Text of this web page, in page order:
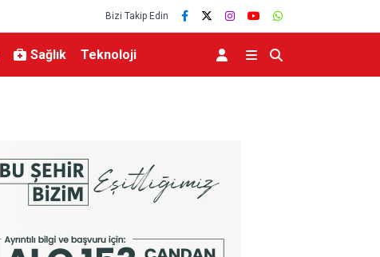
Bizi Takip Edin
Sağlık Teknoloji